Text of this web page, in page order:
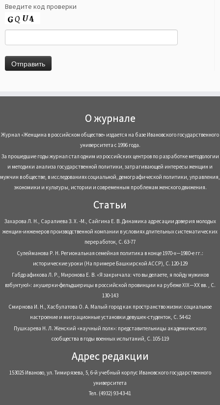
Введите код проверки
О журнале
Журнал «Женщина в российском обществе» издается на базе Ивановского государственного
университета с 1996 года.
За прошедшие годы журнал стал одним из российских центров по разработке методологии
и методики анализа государственной политики, затрагивающей интересы женщин и
мужчин в обществе, в исследованиях социальной, демографической политики, управления,
экономики и культуры, истории и современным проблемам женского движения.
Статьи
Захарова Л. Н., Саралиева З. Х. -М., Сайгина Е. В. Динамика адресации доверия молодых
женщин-инженеров производственной компании в условиях длительных систематических
переработок, С. 63-77
Сулейманова Р. Н. Региональная семейная политика в конце 1970-х—1980-е гг.:
исторические уроки (На примере Башкирской АССР), С. 120-129
Габдрафикова Л. Р., Миронова Е. В. «Я закричала: что вы делаете, я пойду мужиков
взбунтую!»: акушерки-фельдшерицы в российской провинции на рубеже XIX—XX вв. , С.
130-143
Смирнова И. Н., Хасбулатова О. А. Малый город как пространство жизни: социальное
настроение и миграционные установки девушек-студенток, С. 54-62
Пушкарева Н. Л. Женский «научный полк»: представительницы академического
сообщества в годы военных испытаний, С. 105-119
Адрес редакции
153025 Иваново, ул. Тимирязева, 5, 6-й учебный корпус Ивановского государственного
университета
Тел. (4932) 93-43-41